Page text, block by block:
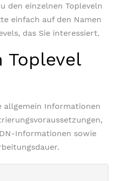
den einzelnen Topleveln
einfach auf den Namen
das Sie interessiert.
Toplevel
allgemein Informationen
Informationen sowie